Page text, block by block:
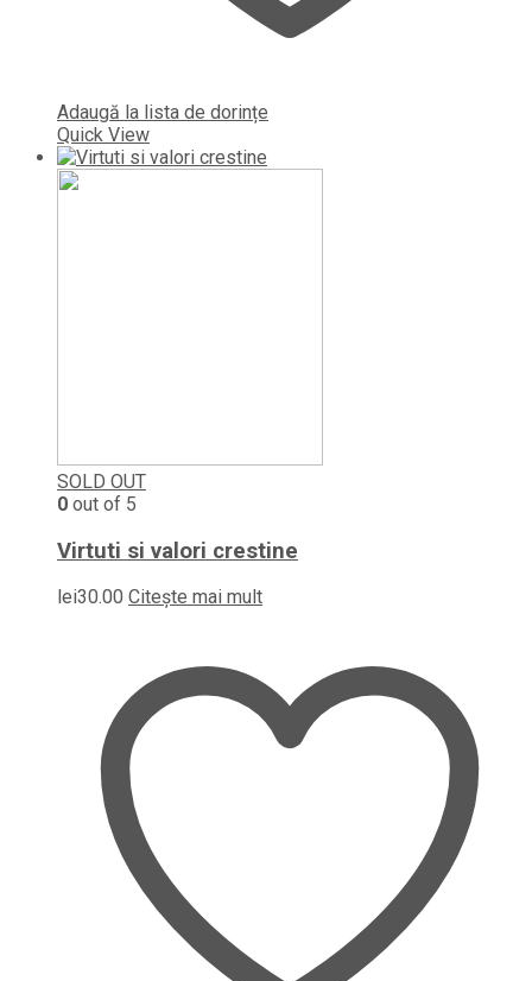
Adaugă la lista de dorințe
Quick View
SOLD OUT
0 out of 5
Virtuti si valori crestine
lei30.00 Citește mai mult